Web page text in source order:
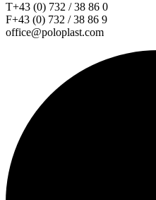
T+43 (0) 732 / 38 86 0
F+43 (0) 732 / 38 86 9
office@poloplast.com